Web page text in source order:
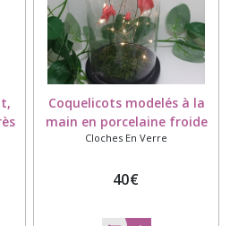
Coquelicots modelés à la
main en porcelaine froide
sous cloche avec guirlande
Cloches En Verre
40€